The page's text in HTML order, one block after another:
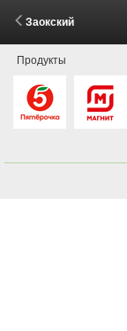
Заокский
Продукты